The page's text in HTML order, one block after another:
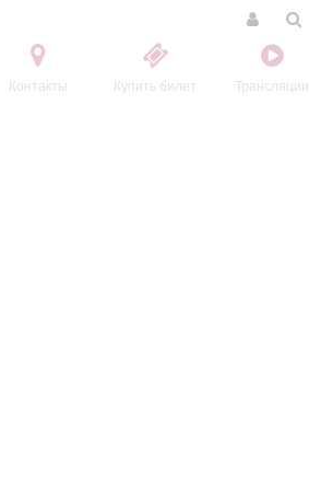
Контакты Купить билет Трансляции